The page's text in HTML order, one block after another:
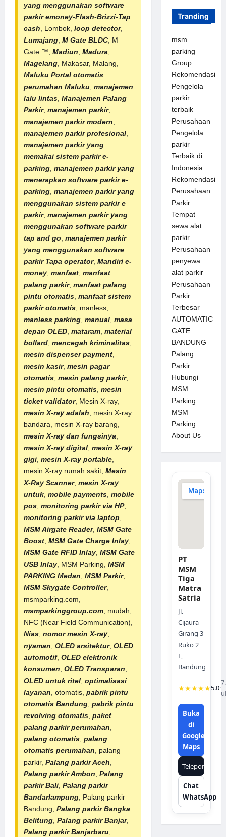
yang menggunakan software
parkir emoney-Flash-Brizzi-Tap
cash , Lombok, loop detector,
Lumajang M Gate BLDC , M
Gate ™, Madiun Madura
Magelang , Makasar, Malang,
Maluku Portal otomatis
perumahan Maluku manajemen
lalu lintas Manajemen Palang
Parkir, manajemen parkir,
manajemen parkir modern
manajemen parkir profesional
manajemen parkir yang
memakai sistem parkir e-
parking manajemen parkir yang
menerapkan software parkir e-
parking manajemen parkir yang
menggunakan sistem parkir e
parkir, manajemen parkir yang
menggunakan software parkir
tap and go manajemen parkir
yang menggunakan software
parkir Tapa operator, Mandiri e-
money manfaat manfaat
palang parkir, manfaat palang
pintu otomatis manfaat sistem
parkir otomatis , manless,
manless parking manual masa
depan OLED mataram material
bollard mencegah kriminalitas
mesin dispenser payment
mesin kasir, mesin pagar
otomatis mesin palang parkir,
mesin pintu otomatis mesin
ticket validator, Mesin X-ray,
mesin X-ray adalah , mesin X-ray
bandara, mesin X-ray barang,
mesin X-ray dan fungsinya
mesin X-ray digital mesin X-ray
gigi mesin X-ray portable
mesin X-ray rumah sakit, Mesin
X-Ray Scanner, mesin X-ray
untuk mobile payments mobile
pos monitoring parkir via HP,
monitoring parkir via laptop
MSM Airgate Reader, MSM Gate
Boost MSM Gate Charge Inlay
MSM Gate RFID Inlay MSM Gate
USB Inlay MSM Parking MSM
PARKING Medan MSM Parkir,
MSM Skygate Controller,
msmparking.com,
msmparkinggroup.com , mudah,
NFC (Near Field Communication),
Nias nomor mesin X-ray
nyaman OLED arsitektur, OLED
automotif, OLED elektronik
konsumen OLED Transparan
OLED untuk ritel optimalisasi
layanan , otomatis, pabrik pintu
otomatis Bandung pabrik pintu
revolving otomatis paket
palang parkir perumahan
palang otomatis palang
otomatis perumahan , palang
parkir, Palang parkir Aceh
Palang parkir Ambon Palang
parkir Bali Palang parkir
Bandarlampung , Palang parkir
Bandung, Palang parkir Bangka
Belitung Palang parkir Banjar,
Palang parkir Banjarbaru
Tranding
msm
parking
Group
Rekomendasi
Pengelola
parkir
terbaik
Perusahaan
Pengelola
parkir
Terbaik di
Indonesia
Rekomendasi
Perusahaan
Parkir
Tempat
sewa alat
parkir
Perusahaan
penyewa
alat parkir
Perusahaan
Parkir
Terbesar
AUTOMATIC
GATE
BANDUNG
Palang
Parkir
Hubungi
MSM
Parking
MSM
Parking
About Us
PT
MSM
Tiga
Matra
Satria
Jl.
Cijaura
Girang 3
Ruko 2
F,
Bandung
★★★★★5.0·
Buka
di
Google
Maps
Telepon
Chat
WhatsApp